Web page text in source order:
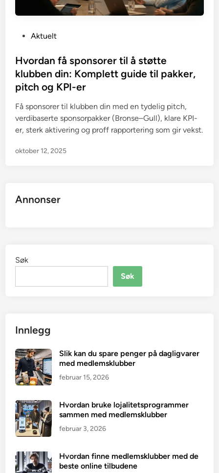
s
t
d
i
n
Aktuelt
Hvordan få sponsorer til å støtte
klubben din: Komplett guide til pakker,
pitch og KPI-er
Få sponsorer til klubben din med en tydelig pitch,
verdibaserte sponsorpakker (Bronse–Gull), klare KPI-
er, sterk aktivering og proff rapportering som gir vekst.
oktober 12, 2025
Annonser
Søk
Søk
Innlegg
Slik kan du spare penger på dagligvarer
med medlemsklubber
februar 15, 2026
Hvordan bruke lojalitetsprogrammer
sammen med medlemsklubber
februar 3, 2026
Hvordan finne medlemsklubber med de
beste online tilbudene